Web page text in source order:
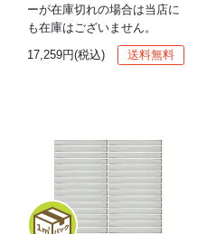
ーが在庫切れの場合は当店に
も在庫はございません。
17,259円(税込)
送料無料